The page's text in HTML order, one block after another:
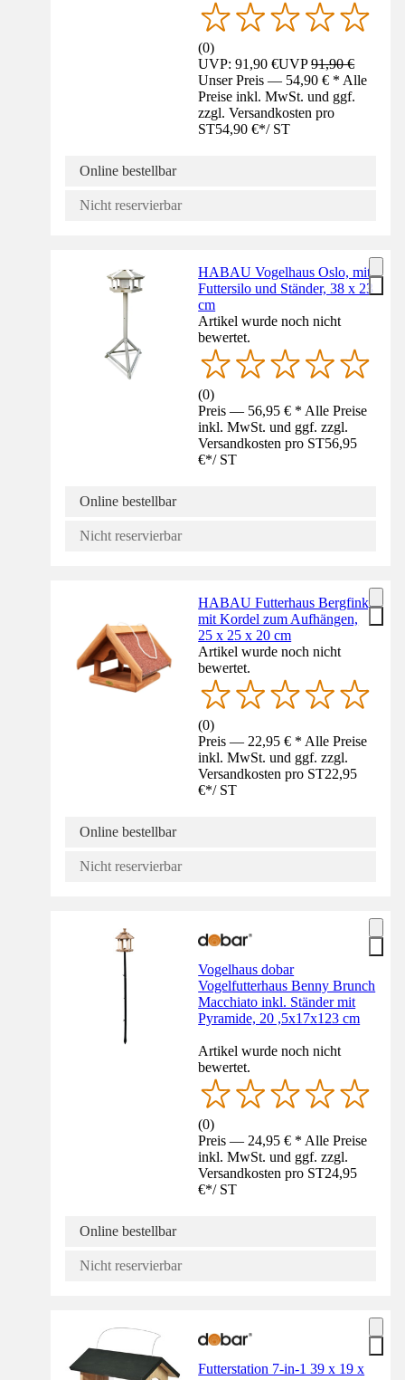
(0)
UVP: 91,90 €UVP91,90 €
Unser Preis — 54,90 € * Alle
Preise inkl. MwSt. und ggf.
zzgl. Versandkosten pro
ST54,90 €*/ ST
Online bestellbar
Nicht reservierbar
HABAU Vogelhaus Oslo, mit
Futtersilo und Ständer, 38 x 23
cm
Artikel wurde noch nicht
bewertet.
(0)
Preis — 56,95 € * Alle Preise
inkl. MwSt. und ggf. zzgl.
Versandkosten pro ST56,95
€*/ ST
Online bestellbar
Nicht reservierbar
HABAU Futterhaus Bergfink,
mit Kordel zum Aufhängen,
25 x 25 x 20 cm
Artikel wurde noch nicht
bewertet.
(0)
Preis — 22,95 € * Alle Preise
inkl. MwSt. und ggf. zzgl.
Versandkosten pro ST22,95
€*/ ST
Online bestellbar
Nicht reservierbar
Vogelhaus dobar
Vogelfutterhaus Benny Brunch
Macchiato inkl. Ständer mit
Pyramide, 20 ,5x17x123 cm
Artikel wurde noch nicht
bewertet.
(0)
Preis — 24,95 € * Alle Preise
inkl. MwSt. und ggf. zzgl.
Versandkosten pro ST24,95
€*/ ST
Online bestellbar
Nicht reservierbar
Futterstation 7-in-1 39 x 19 x